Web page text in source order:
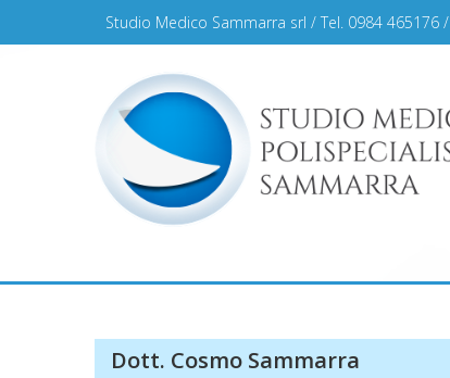
Studio Medico Sammarra srl / Tel. 0984 465176 /
Dott. Cosmo Sammarra